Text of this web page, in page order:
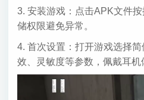
3. 安装游戏：点击APK文件
储权限避免异常。
4. 首次设置：打开游戏选择
效、灵敏度等参数，佩戴耳机